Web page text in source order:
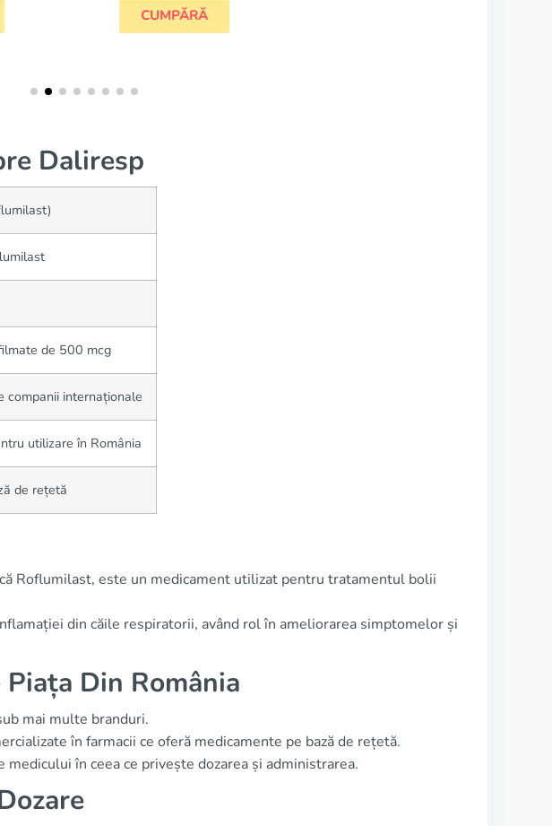
Daliresp
de 500 mcg
companii internaționale
utilizare în România
de rețetă
Roflumilast, este un medicament utilizat pentru tratamentul bolii
din căile respiratorii, având rol în ameliorarea simptomelor și
Din România
mai multe branduri.
în farmacii ce oferă medicamente pe bază de rețetă.
în ceea ce privește dozarea și administrarea.